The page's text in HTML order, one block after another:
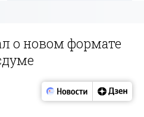
о новом формате